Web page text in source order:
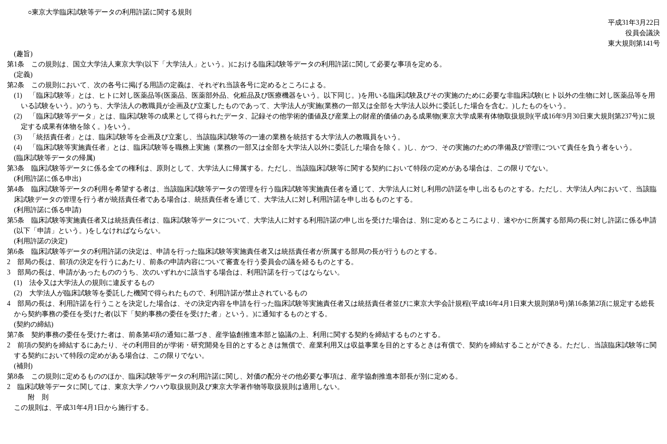
○東京大学臨床試験等データの利用許諾に関する規則
平成31年3月22日
役員会議決
東大規則第141号
(趣旨)
第1条 この規則は、国立大学法人東京大学(以下「大学法人」という。)における臨床試験等データの利用許諾に関して必要な事項を定める。
(定義)
第2条 この規則において、次の各号に掲げる用語の定義は、それぞれ当該各号に定めるところによる。
(1) 「臨床試験等」とは、ヒトに対し医薬品等(医薬品、医薬部外品、化粧品及び医療機器をいう。以下同じ。)を用いる臨床試験及びその実施のために必要な非臨床試験(ヒト以外の生物に対し医薬品等を用
いる試験をいう。)のうち、大学法人の教職員が企画及び立案したものであって、大学法人が実施(業務の一部又は全部を大学法人以外に委託した場合を含む。)したものをいう。
(2) 「臨床試験等データ」とは、臨床試験等の成果として得られたデータ、記録その他学術的価値及び産業上の財産的価値のある成果物(東京大学成果有体物取扱規則(平成16年9月30日東大規則第237号)に規
定する成果有体物を除く。)をいう。
(3) 「統括責任者」とは、臨床試験等を企画及び立案し、当該臨床試験等の一連の業務を統括する大学法人の教職員をいう。
(4) 「臨床試験等実施責任者」とは、臨床試験等を職務上実施（業務の一部又は全部を大学法人以外に委託した場合を除く。)し、かつ、その実施のための準備及び管理について責任を負う者をいう。
(臨床試験等データの帰属)
第3条 臨床試験等データに係る全ての権利は、原則として、大学法人に帰属する。ただし、当該臨床試験等に関する契約において特段の定めがある場合は、この限りでない。
(利用許諾に係る申出)
第4条 臨床試験等データの利用を希望する者は、当該臨床試験等データの管理を行う臨床試験等実施責任者を通じて、大学法人に対し利用の許諾を申し出るものとする。ただし、大学法人内において、当該臨
床試験データの管理を行う者が統括責任者である場合は、統括責任者を通じて、大学法人に対し利用許諾を申し出るものとする。
(利用許諾に係る申請)
第5条 臨床試験等実施責任者又は統括責任者は、臨床試験等データについて、大学法人に対する利用許諾の申し出を受けた場合は、別に定めるところにより、速やかに所属する部局の長に対し許諾に係る申請
(以下「申請」という。)をしなければならない。
(利用許諾の決定)
第6条 臨床試験等データの利用許諾の決定は、申請を行った臨床試験等実施責任者又は統括責任者が所属する部局の長が行うものとする。
2 部局の長は、前項の決定を行うにあたり、前条の申請内容について審査を行う委員会の議を経るものとする。
3 部局の長は、申請があったもののうち、次のいずれかに該当する場合は、利用許諾を行ってはならない。
(1) 法令又は大学法人の規則に違反するもの
(2) 大学法人が臨床試験等を委託した機関で得られたもので、利用許諾が禁止されているもの
4 部局の長は、利用許諾を行うことを決定した場合は、その決定内容を申請を行った臨床試験等実施責任者又は統括責任者並びに東京大学会計規程(平成16年4月1日東大規則第8号)第16条第2項に規定する総長
から契約事務の委任を受けた者(以下「契約事務の委任を受けた者」という。)に通知するものとする。
(契約の締結)
第7条 契約事務の委任を受けた者は、前条第4項の通知に基づき、産学協創推進本部と協議の上、利用に関する契約を締結するものとする。
2 前項の契約を締結するにあたり、その利用目的が学術・研究開発を目的とするときは無償で、産業利用又は収益事業を目的とするときは有償で、契約を締結することができる。ただし、当該臨床試験等に関
する契約において特段の定めがある場合は、この限りでない。
(補則)
第8条 この規則に定めるもののほか、臨床試験等データの利用許諾に関し、対価の配分その他必要な事項は、産学協創推進本部長が別に定める。
2 臨床試験等データに関しては、東京大学ノウハウ取扱規則及び東京大学著作物等取扱規則は適用しない。
附 則
この規則は、平成31年4月1日から施行する。